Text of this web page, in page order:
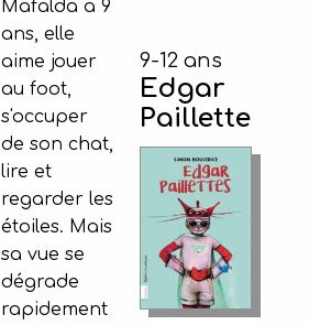
Mafalda a 9
ans, elle
aime jouer
au foot,
s'occuper
de son chat,
lire et
regarder les
étoiles. Mais
sa vue se
dégrade
rapidement
9-12 ans
Edgar
Paillette